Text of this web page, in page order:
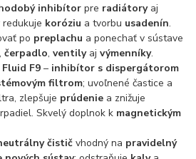
inhibítor pre radiátoryaj
koróziu a tvorbu usadenín.
po preplachu a ponechať v sústave
,čerpadlo,ventilyajvýmenníky.
F9 – inhibítor s dispergátorom
filtrom; uvoľnené častice a
zlepšuje prúdenie a znižuje
Skvelý doplnok k magnetickým
čistič vhodný na pravidelný